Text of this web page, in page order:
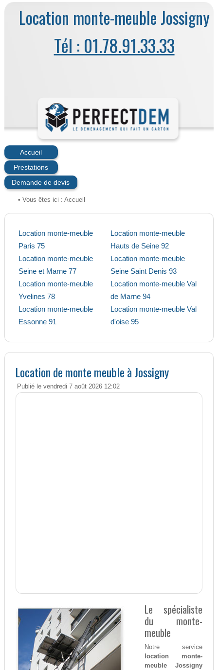
Location monte-meuble Jossigny
Tél : 01.78.91.33.33
Accueil
Prestations
Demande de devis
• Vous êtes ici : Accueil
Location monte-meuble
Paris 75
Location monte-meuble
Seine et Marne 77
Location monte-meuble
Yvelines 78
Location monte-meuble
Essonne 91
Location monte-meuble
Hauts de Seine 92
Location monte-meuble
Seine Saint Denis 93
Location monte-meuble Val
de Marne 94
Location monte-meuble Val
d'oise 95
Location de monte meuble à Jossigny
Publié le vendredi 7 août 2026 12:02
Le spécialiste
du monte-
meuble
Notre service
location monte-
meuble Jossigny